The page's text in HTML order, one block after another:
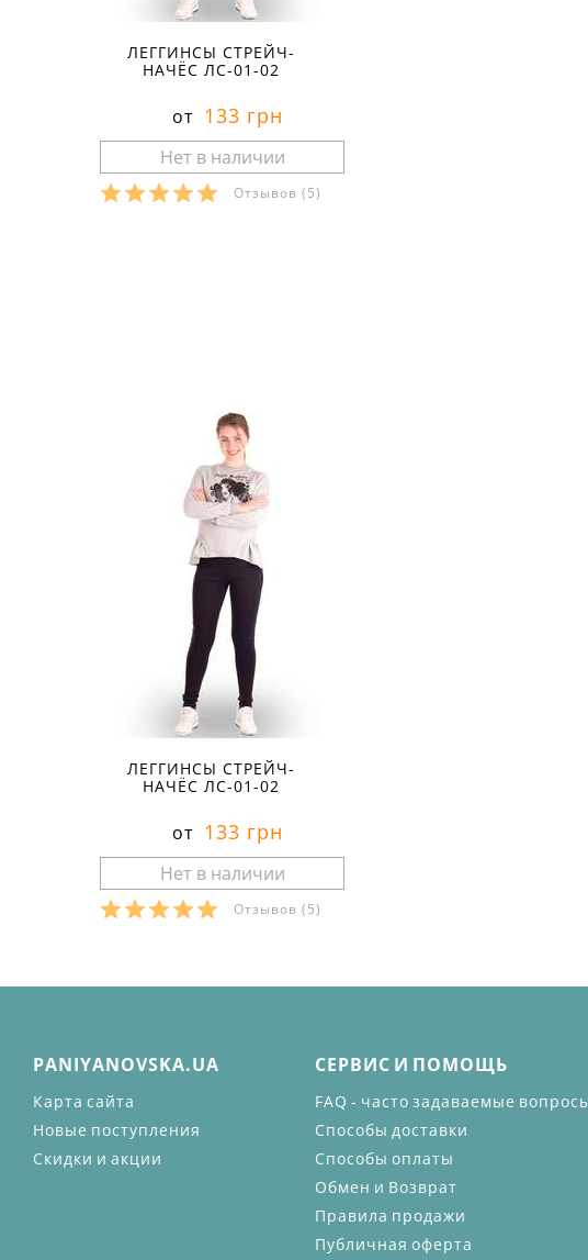
ЛЕГГИНСЫ СТРЕЙЧ-
НАЧЁС ЛС-01-02
от 133 грн
Отзывов (5)
ЛЕГГИНСЫ СТРЕЙЧ-
НАЧЁС ЛС-01-02
от 133 грн
Отзывов (5)
PANIYANOVSKA.UA
Карта сайта
Новые поступления
Скидки и акции
СЕРВИС И ПОМОЩЬ
FAQ - часто задаваемые
Способы доставки
Способы оплаты
Обмен и Возврат
Правила продажи
Публичная оферта